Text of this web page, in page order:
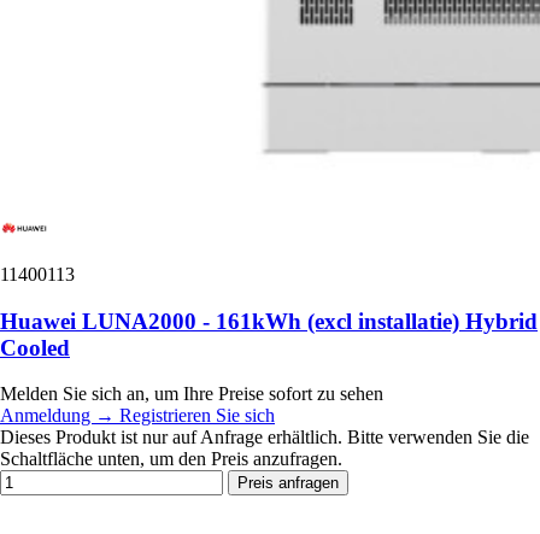
11400113
Huawei LUNA2000 - 161kWh (excl installatie) Hybrid
Cooled
Melden Sie sich an, um Ihre Preise sofort zu sehen
Anmeldung → Registrieren Sie sich
Dieses Produkt ist nur auf Anfrage erhältlich. Bitte verwenden Sie die
Schaltfläche unten, um den Preis anzufragen.
Preis anfragen